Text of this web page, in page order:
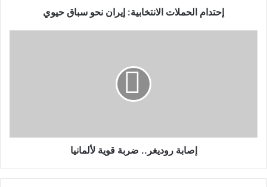
إحتدام الحملات الانتخابية: إيران نحو سباق حيوي
إصابة روديغر.. ضربة قوية لألمانيا